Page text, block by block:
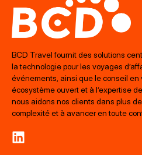
BCD Travel fournit des solutions
la technologie pour les voyages
événements, ainsi que le conseil en
écosystème ouvert et à l’expertise
nous aidons nos clients dans plus
complexité et à avancer en toute